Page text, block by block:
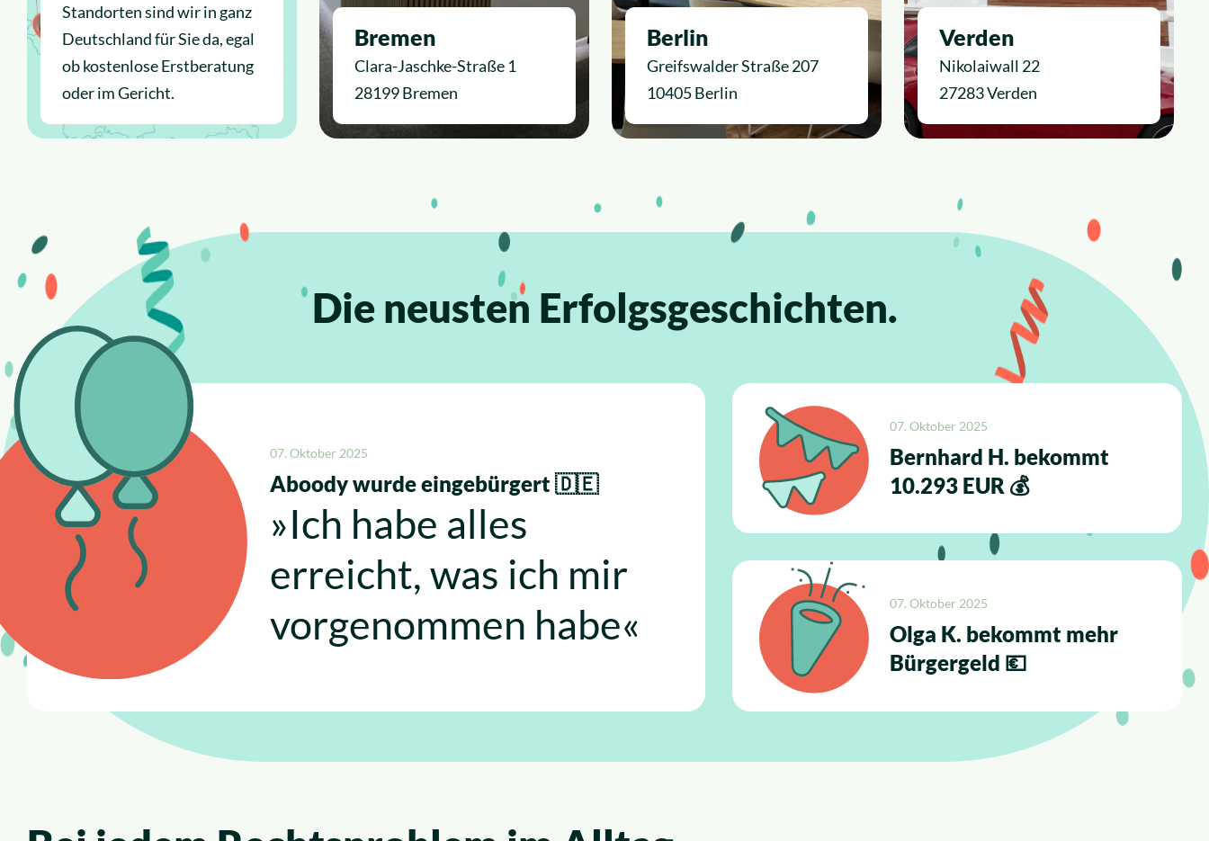
Standorten sind wir in ganz
Deutschland für Sie da, egal
ob kostenlose Erstberatung
oder im Gericht.
Bremen
Clara-Jaschke-Straße 1
28199 Bremen
Berlin
Greifswalder Straße 207
10405 Berlin
Verden
Nikolaiwall 22
27283 Verden
Die neusten Erfolgsgeschichten.
07. Oktober 2025
Aboody wurde eingebürgert 🇩🇪
»Ich habe alles
erreicht, was ich mir
vorgenommen habe«
07. Oktober 2025
Bernhard H. bekommt
10.293 EUR 💰
07. Oktober 2025
Olga K. bekommt mehr
Bürgergeld 💶